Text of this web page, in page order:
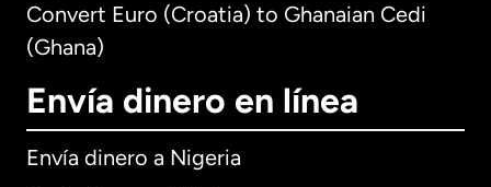
Convert Euro (Croatia) to Ghanaian Cedi
(Ghana)
Envía dinero en línea
Envía dinero a Nigeria